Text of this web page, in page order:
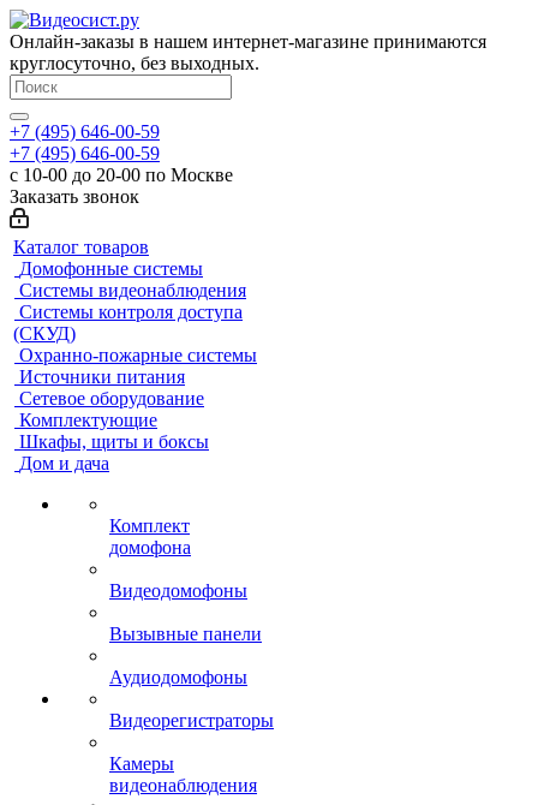
Онлайн-заказы в нашем интернет-магазине принимаются
круглосуточно, без выходных.
+7 (495) 646-00-59
+7 (495) 646-00-59
с 10-00 до 20-00 по Москве
Заказать звонок
Каталог товаров
Домофонные системы
Системы видеонаблюдения
Системы контроля доступа
(СКУД)
Охранно-пожарные системы
Источники питания
Сетевое оборудование
Комплектующие
Шкафы, щиты и боксы
Дом и дача
Комплект
домофона
Видеодомофоны
Вызывные панели
Аудиодомофоны
Видеорегистраторы
Камеры
видеонаблюдения